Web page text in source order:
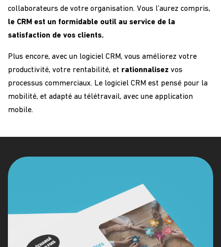
collaborateurs de votre organisation. Vous l’aurez compris,
le CRM est un formidable outil au service de la
satisfaction de vos clients.
Plus encore, avec un logiciel CRM, vous améliorez votre
productivité, votre rentabilité, et rationnalisez vos
processus commerciaux. Le logiciel CRM est pensé pour la
mobilité, et adapté au télétravail, avec une application
mobile.